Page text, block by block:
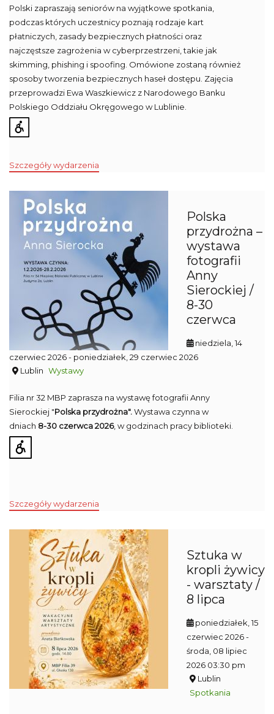
Polski zapraszają seniorów na wyjątkowe spotkania,
podczas których uczestnicy poznają rodzaje kart
płatniczych, zasady bezpiecznych płatności oraz
najczęstsze zagrożenia w cyberprzestrzeni, takie jak
skimming, phishing i spoofing. Omówione zostaną również
sposoby tworzenia bezpiecznych haseł dostępu. Zajęcia
przeprowadzi Ewa Waszkiewicz z Narodowego Banku
Polskiego Oddziału Okręgowego w Lublinie.
Szczegóły wydarzenia
Polska
przydrożna –
wystawa
fotografii
Anny
Sierockiej /
8-30
czerwca
niedziela, 14
czerwiec 2026- poniedziałek, 29 czerwiec 2026
Lublin Wystawy
Filia nr 32 MBP zaprasza na wystawę fotografii Anny
Sierockiej "Polska przydrożna".Wystawa czynna w
dniach 8-30 czerwca 2026, w godzinach pracy biblioteki.
Szczegóły wydarzenia
Sztuka w
kropli żywicy
- warsztaty /
8 lipca
poniedziałek, 15
czerwiec 2026-
środa, 08 lipiec
2026 03:30 pm
Lublin
Spotkania